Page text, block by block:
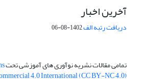
آخرین اخبار
دریافت رتبه الف1402-08-06
تمامی مقالات نشریه نوآوری های آموزشی تحت
4.0 International (CC BY-NC 4.0)